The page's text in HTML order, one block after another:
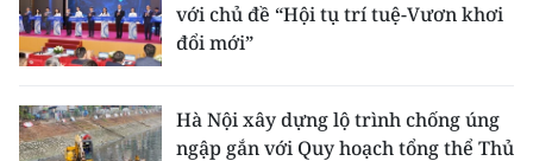
với chủ đề “Hội tụ trí tuệ-Vươn khơi
đổi mới”
Hà Nội xây dựng lộ trình chống úng
ngập gắn với Quy hoạch tổng thể Thủ